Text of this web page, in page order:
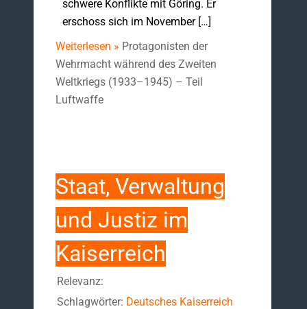
schwere Konflikte mit Göring. Er
erschoss sich im November […]
Weiterlesen » Protagonisten der
Wehrmacht während des Zweiten
Weltkriegs (1933–1945) – Teil
Luftwaffe
Staat, Verwaltung
und Justiz im
Kaiserreich
Relevanz:
Schlagwörter: Deutsches Kaiserreich